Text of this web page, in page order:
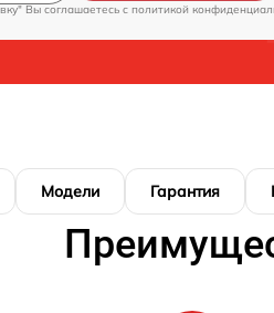
Вы соглашаетесь c политикой
Модели Гарантия